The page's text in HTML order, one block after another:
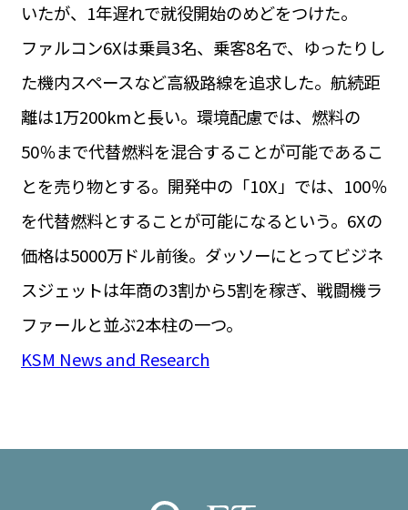
いたが、1年遅れで就役開始のめどをつけた。
ファルコン6Xは乗員3名、乗客8名で、ゆったりし
た機内スペースなど高級路線を追求した。航続距
離は1万200kmと長い。環境配慮では、燃料の
50％まで代替燃料を混合することが可能であるこ
とを売り物とする。開発中の「10X」では、100％
を代替燃料とすることが可能になるという。6Xの
価格は5000万ドル前後。ダッソーにとってビジネ
スジェットは年商の3割から5割を稼ぎ、戦闘機ラ
ファールと並ぶ2本柱の一つ。
KSM News and Research